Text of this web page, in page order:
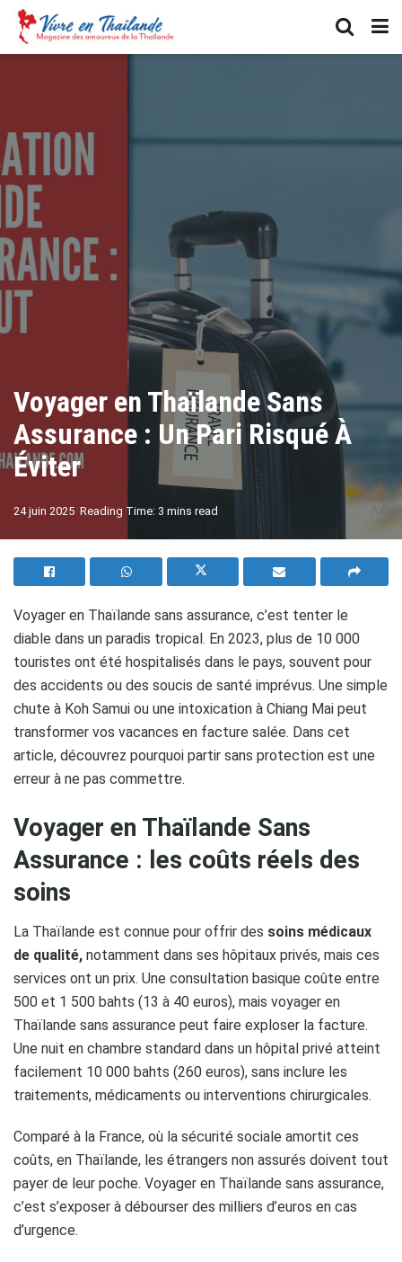
Voyager en Thaïlande Sans
Assurance : Un Pari Risqué À
Éviter
24 juin 2025 Reading Time: 3 mins read
Voyager en Thaïlande sans assurance, c’est tenter le
diable dans un paradis tropical. En 2023, plus de 10 000
touristes ont été hospitalisés dans le pays, souvent pour
des accidents ou des soucis de santé imprévus. Une simple
chute à Koh Samui ou une intoxication à Chiang Mai peut
transformer vos vacances en facture salée. Dans cet
article, découvrez pourquoi partir sans protection est une
erreur à ne pas commettre.
Voyager en Thaïlande Sans
Assurance : les coûts réels des
soins
La Thaïlande est connue pour offrir des soins médicaux
de qualité, notamment dans ses hôpitaux privés, mais ces
services ont un prix. Une consultation basique coûte entre
500 et 1 500 bahts (13 à 40 euros), mais voyager en
Thaïlande sans assurance peut faire exploser la facture.
Une nuit en chambre standard dans un hôpital privé atteint
facilement 10 000 bahts (260 euros), sans inclure les
traitements, médicaments ou interventions chirurgicales.
Comparé à la France, où la sécurité sociale amortit ces
coûts, en Thaïlande, les étrangers non assurés doivent tout
payer de leur poche. Voyager en Thaïlande sans assurance,
c’est s’exposer à débourser des milliers d’euros en cas
d’urgence.